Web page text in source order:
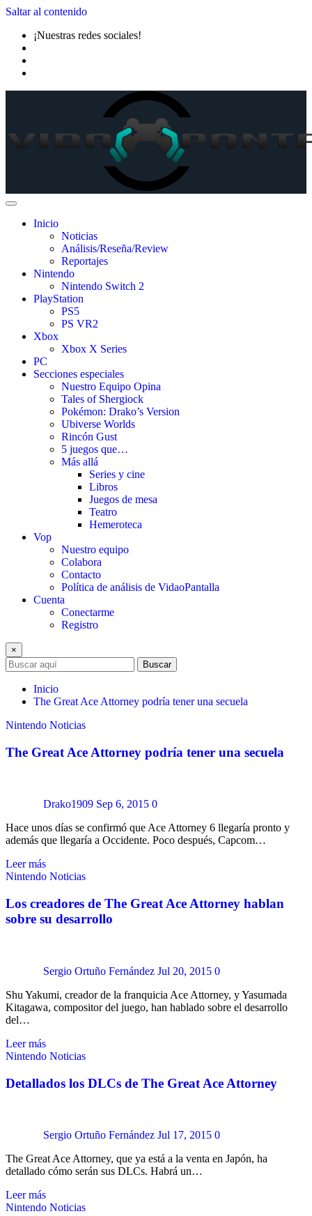
Saltar al contenido
¡Nuestras redes sociales!
Inicio
Noticias
Análisis/Reseña/Review
Reportajes
Nintendo
Nintendo Switch 2
PlayStation
PS5
PS VR2
Xbox
Xbox X Series
PC
Secciones especiales
Nuestro Equipo Opina
Tales of Shergiock
Pokémon: Drako’s Version
Ubiverse Worlds
Rincón Gust
5 juegos que…
Más allá
Series y cine
Libros
Juegos de mesa
Teatro
Hemeroteca
Vop
Nuestro equipo
Colabora
Contacto
Política de análisis de VidaoPantalla
Cuenta
Conectarme
Registro
×
Buscar
Inicio
The Great Ace Attorney podría tener una secuela
Nintendo Noticias
The Great Ace Attorney podría tener una secuela
Drako1909 Sep 6, 2015 0
Hace unos días se confirmó que Ace Attorney 6 llegaría pronto y
además que llegaría a Occidente. Poco después, Capcom…
Leer más
Nintendo Noticias
Los creadores de The Great Ace Attorney hablan
sobre su desarrollo
Sergio Ortuño Fernández Jul 20, 2015 0
Shu Yakumi, creador de la franquicia Ace Attorney, y Yasumada
Kitagawa, compositor del juego, han hablado sobre el desarrollo
del…
Leer más
Nintendo Noticias
Detallados los DLCs de The Great Ace Attorney
Sergio Ortuño Fernández Jul 17, 2015 0
The Great Ace Attorney, que ya está a la venta en Japón, ha
detallado cómo serán sus DLCs. Habrá un…
Leer más
Nintendo Noticias